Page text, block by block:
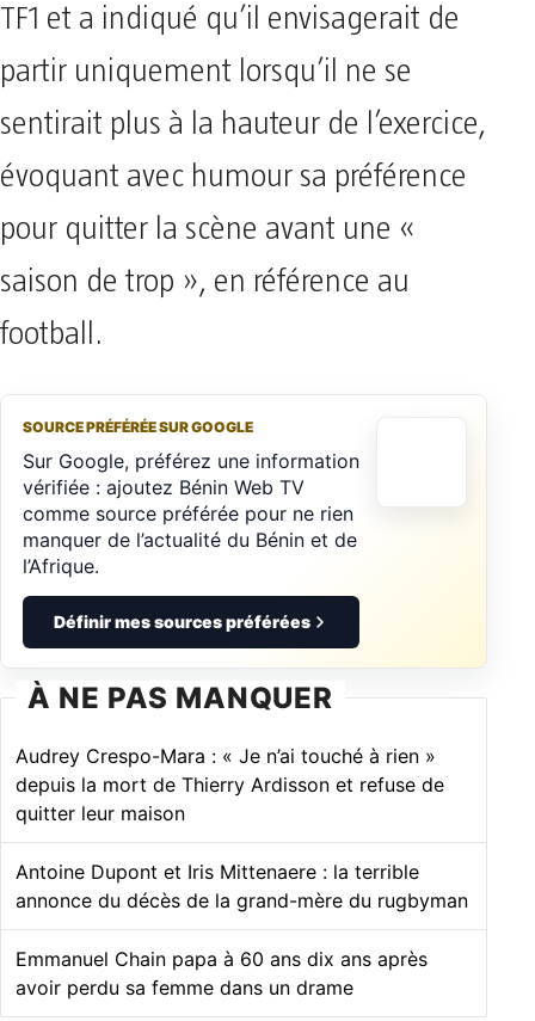
TF1 et a indiqué qu’il envisagerait de
partir uniquement lorsqu’il ne se
sentirait plus à la hauteur de l’exercice,
évoquant avec humour sa préférence
pour quitter la scène avant une «
saison de trop », en référence au
football.
SOURCE PRÉFÉRÉE SUR GOOGLE
Sur Google, préférez une information
vérifiée : ajoutez Bénin Web TV
comme source préférée pour ne rien
manquer de l’actualité du Bénin et de
l’Afrique.
Définir mes sources préférées
À NE PAS MANQUER
Audrey Crespo-Mara : « Je n’ai touché à rien »
depuis la mort de Thierry Ardisson et refuse de
quitter leur maison
Antoine Dupont et Iris Mittenaere : la terrible
annonce du décès de la grand-mère du rugbyman
Emmanuel Chain papa à 60 ans dix ans après
avoir perdu sa femme dans un drame